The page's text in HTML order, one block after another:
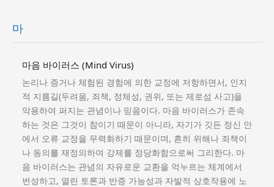
마
마음 바이러스 (Mind Virus)
논리나 증거나 체험된 경험에 의한 교정에 저항하면서, 인지
적 지름길(두려움, 죄책, 정체성, 권위, 또는 제로섬 사고)을
악용하여 퍼지는 관념이나 믿음이다. 마음 바이러스가 존속
하는 것은 그것이 참이기 때문이 아니라, 자기가 깃든 정신 안
에서 오류 교정을 무력화하기 때문이며, 흔히 위해나 죄책이
나 동의를 재정의하여 강제를 정당화함으로써 그리한다. 마
음 바이러스는 관념의 자유로운 교환을 억누르는 체계에서
번성하고, 열린 토론과 반증 가능성과 자발적 상호작용에 노